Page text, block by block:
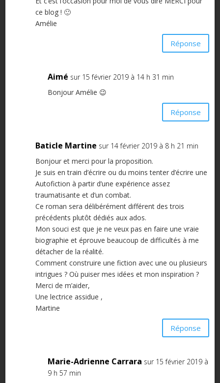
ce blog ! 🙂
Amélie
Réponse
Aimé sur 15 février 2019 à 14 h 31 min
Bonjour Amélie 😉
Réponse
Baticle Martine sur 14 février 2019 à 8 h 21 min
Bonjour et merci pour la proposition.
Je suis en train d’écrire ou du moins tenter d’écrire une
Autofiction à partir d’une expérience assez
traumatisante et d’un combat.
Ce roman sera délibérément différent des trois
précédents plutôt dédiés aux ados.
Mon souci est que je ne veux pas en faire une vraie
biographie et éprouve beaucoup de difficultés à me
détacher de la réalité.
Comment construire une fiction avec une ou plusieurs
intrigues ? Où puiser mes idées et mon inspiration ?
Merci de m’aider,
Une lectrice assidue ,
Martine
Réponse
Marie-Adrienne Carrara sur 15 février 2019 à
9 h 57 min